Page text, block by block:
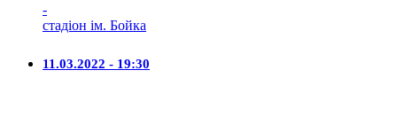
-
стадіон ім. Бойка
11.03.2022 - 19:30